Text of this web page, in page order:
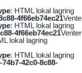
: HTML lokal lagring
4f66eb74ec21
: HTML lokal lagring
4f66eb74ec21Venter
lokal lagring
: HTML lokal lagring
42c0-8c88-